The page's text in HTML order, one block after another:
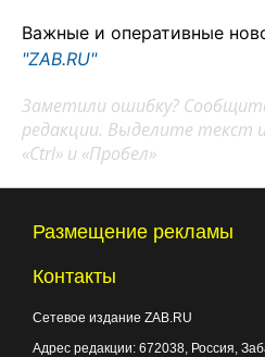
Важные и оперативные
"ZAB.RU"
Заметили ошибку?
редакции. Выделите
«Ctrl» и «Пробел»
Размещение рекламы
Контакты
Сетевое издание ZAB.RU
Адрес редакции: 672038, Россия,